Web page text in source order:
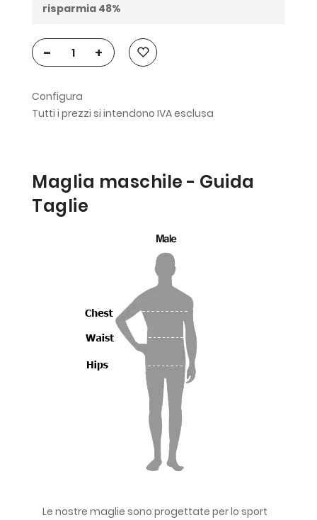
risparmia 48%
- +
Configura
Tutti i prezzi si intendono IVA esclusa
Maglia maschile - Guida
Taglie
Le nostre maglie sono progettate per lo sport